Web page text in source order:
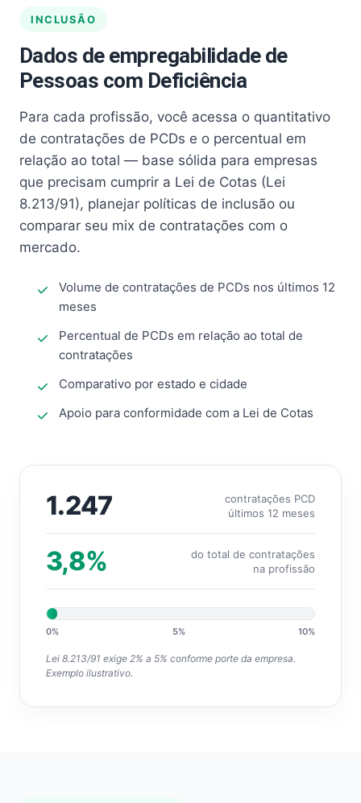
INCLUSÃO
Dados de empregabilidade de
Pessoas com Deficiência
Para cada profissão, você acessa o quantitativo
de contratações de PCDs e o percentual em
relação ao total — base sólida para empresas
que precisam cumprir a Lei de Cotas (Lei
8.213/91), planejar políticas de inclusão ou
comparar seu mix de contratações com o
mercado.
Volume de contratações de PCDs nos últimos 12
meses
Percentual de PCDs em relação ao total de
contratações
Comparativo por estado e cidade
Apoio para conformidade com a Lei de Cotas
1.247
contratações PCD
últimos 12 meses
3,8%
do total de contratações
na profissão
0% 5% 10%
Lei 8.213/91 exige 2% a 5% conforme porte da empresa.
Exemplo ilustrativo.